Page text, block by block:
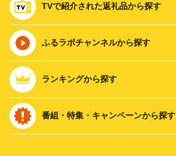
TVで紹介された返礼品から探す
ふるラボチャンネルから探す
ランキングから探す
番組・特集・キャンペーンから探す